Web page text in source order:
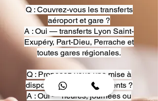
Q : Couvrez-vous les transferts
aéroport et gare ?
A : Oui — transferts Lyon Saint-
Exupéry, Part-Dieu, Perrache et
toutes gares régionales.
Q : Proposez-vous une mise à
disposition pour événements ?
A : Oui — heures, journées ou